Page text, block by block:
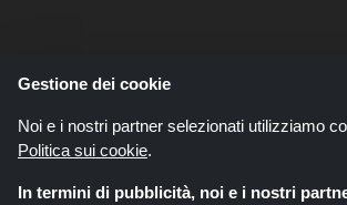
Gestione dei cookie
Noi e i nostri partner selezionati utilizziamo
Politica sui cookie.
In termini di pubblicità, noi e i nostri